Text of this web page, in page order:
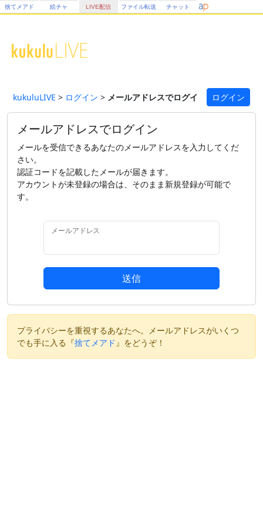
捨てメアド 絵チャ LIVE配信 ファイル転送 チャット
kukuluLIVE > ログイン > メールアドレスでログイン ログイン
メールアドレスでログイン
メールを受信できるあなたのメールアドレスを入力してくだ
さい。
認証コードを記載したメールが届きます。
アカウントが未登録の場合は、そのまま新規登録が可能で
す。
メールアドレス
送信
プライバシーを重視するあなたへ。メールアドレスがいくつ
でも手に入る『捨てメアド 』をどうぞ！